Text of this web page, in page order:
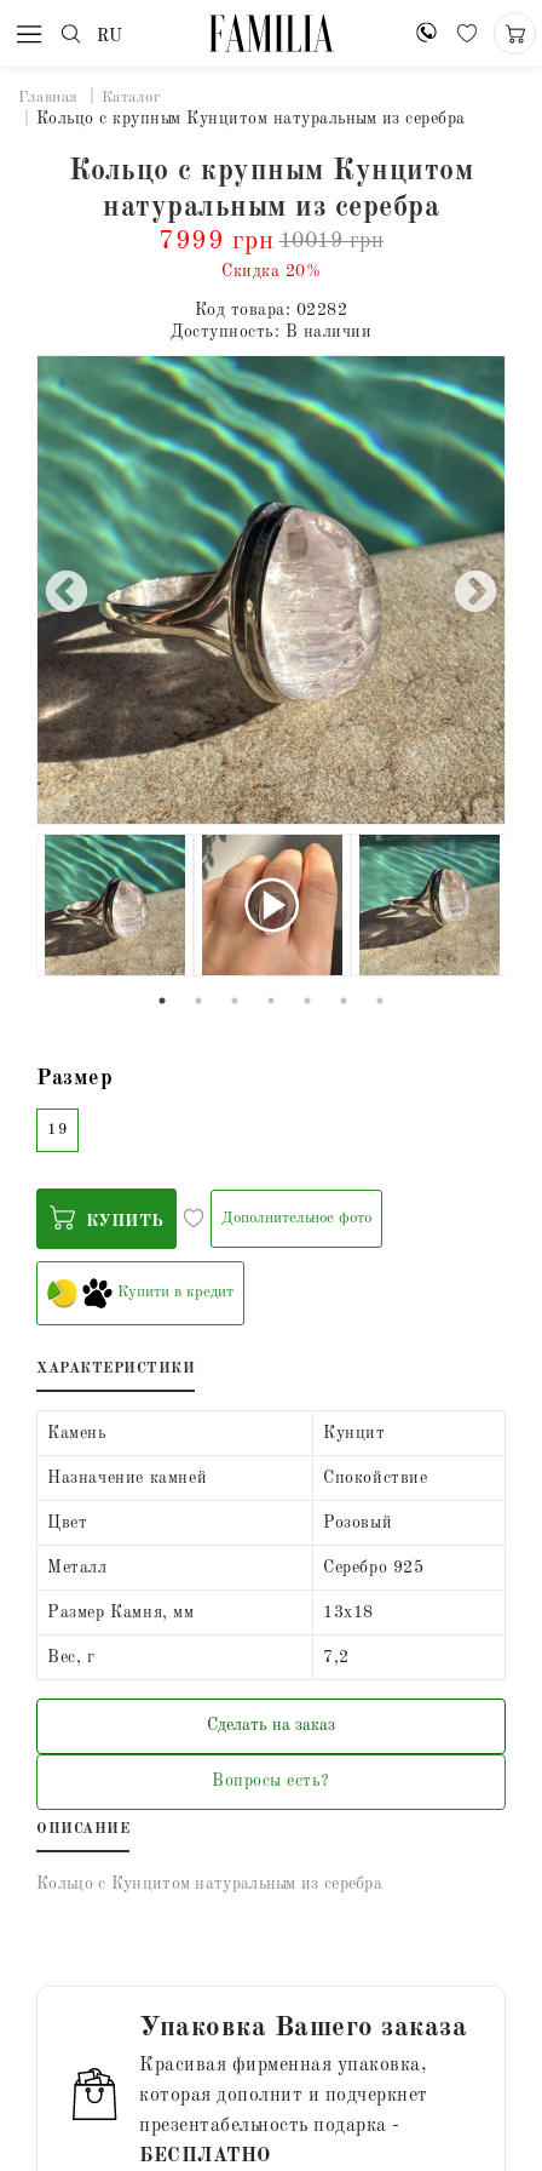
RU
Главная Каталог
Кольцо с крупным Кунцитом натуральным из серебра
Кольцо с крупным Кунцитом
натуральным из серебра
7999 грн 10019 грн
Скидка 20%
Код товара: 02282
Доступность: В наличии
Размер
19
КУПИТЬ Дополнительное фото
Купити в кредит
ХАРАКТЕРИСТИКИ
Камень Кунцит
Назначение камней Спокойствие
Цвет Розовый
Металл Серебро 925
Размер Камня, мм 13х18
Вес, г 7,2
Сделать на заказ
Вопросы есть?
ОПИСАНИЕ
Кольцо с Кунцитом натуральным из серебра
Упаковка Вашего заказа
Красивая фирменная упаковка,
которая дополнит и подчеркнет
презентабельность подарка -
БЕСПЛАТНО